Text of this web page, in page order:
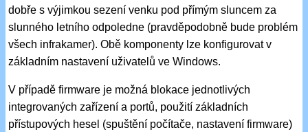
dobře s výjimkou sezení venku pod přímým sluncem za
slunného letního odpoledne (pravděpodobně bude problém
všech infrakamer). Obě komponenty lze konfigurovat v
základním nastavení uživatelů ve Windows.
V případě firmware je možná blokace jednotlivých
integrovaných zařízení a portů, použití základních
přístupových hesel (spuštění počítače, nastavení firmware)